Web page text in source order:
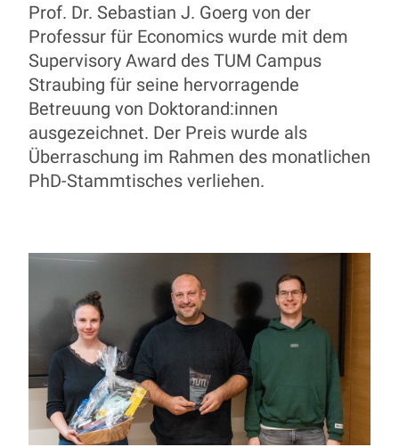
Prof. Dr. Sebastian J. Goerg von der
Professur für Economics wurde mit dem
Supervisory Award des TUM Campus
Straubing für seine hervorragende
Betreuung von Doktorand:innen
ausgezeichnet. Der Preis wurde als
Überraschung im Rahmen des monatlichen
PhD-Stammtisches verliehen.